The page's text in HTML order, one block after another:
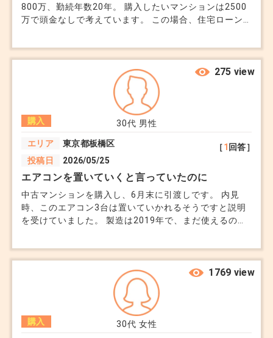
800万、勤続年数20年。 購入したいマンションは2500
万で頭金なしで考えています。 この場合、住宅ローン
30代 男性
購入
エリア
東京都板橋区
投稿日
2026/05/25
［1 回答］
275 view
エアコンを置いていくと言っていたのに
中古マンションを購入し、6月末に引渡しです。 内見
時、このエアコン3台は置いていかれるそうですと説明
を受けていました。 製造は2019年で、まだ使えるので
ました。 その時は「あ、そうなんですね...」と納得して
しまったのですが、あとからモヤモヤしています。 来
年からエアコンが高くなるとも言っていますし、エアコ
ン3台は私達にとってかなりのメリットだったのです
が、これはもうこちらからお願いしたところで厳しいで
すよね... ちょっと騙された気分になっています。
30代 女性
購入
1769 view